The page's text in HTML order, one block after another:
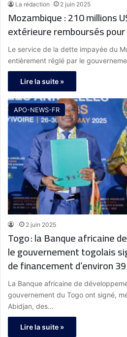
La rédaction 2 juin 2025
Mozambique : 210 millions
extérieure remboursés
Le service de la dette impayée du
entièrement réglé par le
Lire la suite »
APO-NEWS-FR
2 juin 2025
Togo : la Banque africaine
le gouvernement togolais
de financement d’environ
destiné l’agriculture
La Banque africaine de
gouvernement du Togo ont signé,
Abidjan, des…
Lire la suite »